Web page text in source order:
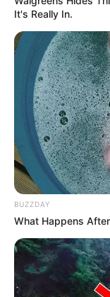
It's Really In.
BUZZDAY
What Happens